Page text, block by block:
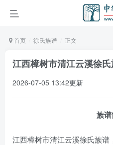
首页 徐氏族谱 正文
江西樟树市清江云溪徐
2026-07-05 13:42更新
族
江西樟树市清江云溪徐氏族谱